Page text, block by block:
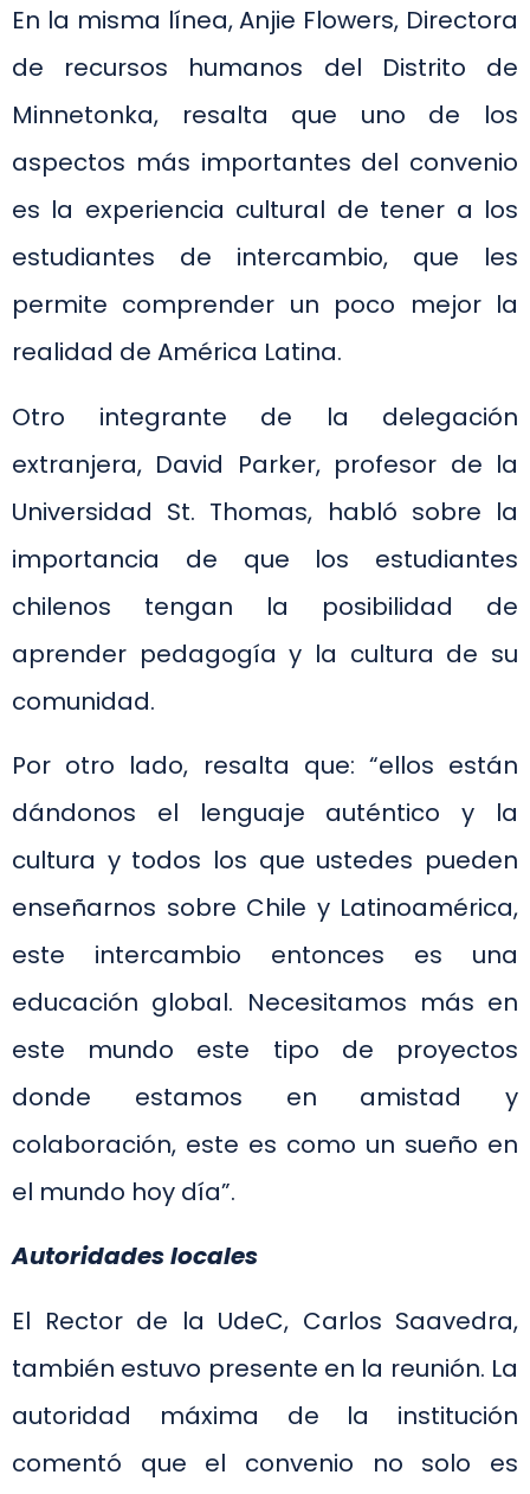
En la misma línea, Anjie Flowers, Directora
de recursos humanos del Distrito de
Minnetonka, resalta que uno de los
aspectos más importantes del convenio
es la experiencia cultural de tener a los
estudiantes de intercambio, que les
permite comprender un poco mejor la
realidad de América Latina.
Otro integrante de la delegación
extranjera, David Parker, profesor de la
Universidad St. Thomas, habló sobre la
importancia de que los estudiantes
chilenos tengan la posibilidad de
aprender pedagogía y la cultura de su
comunidad.
Por otro lado, resalta que: “ellos están
dándonos el lenguaje auténtico y la
cultura y todos los que ustedes pueden
enseñarnos sobre Chile y Latinoamérica,
este intercambio entonces es una
educación global. Necesitamos más en
este mundo este tipo de proyectos
donde estamos en amistad y
colaboración, este es como un sueño en
el mundo hoy día”.
Autoridades locales
El Rector de la UdeC, Carlos Saavedra,
también estuvo presente en la reunión. La
autoridad máxima de la institución
comentó que el convenio no solo es